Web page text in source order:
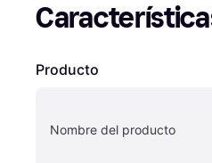
Producto
Nombre del producto